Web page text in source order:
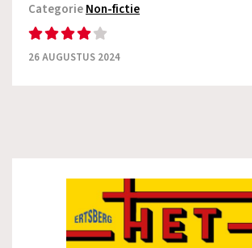
CategorieNon-fictie
26 AUGUSTUS 2024